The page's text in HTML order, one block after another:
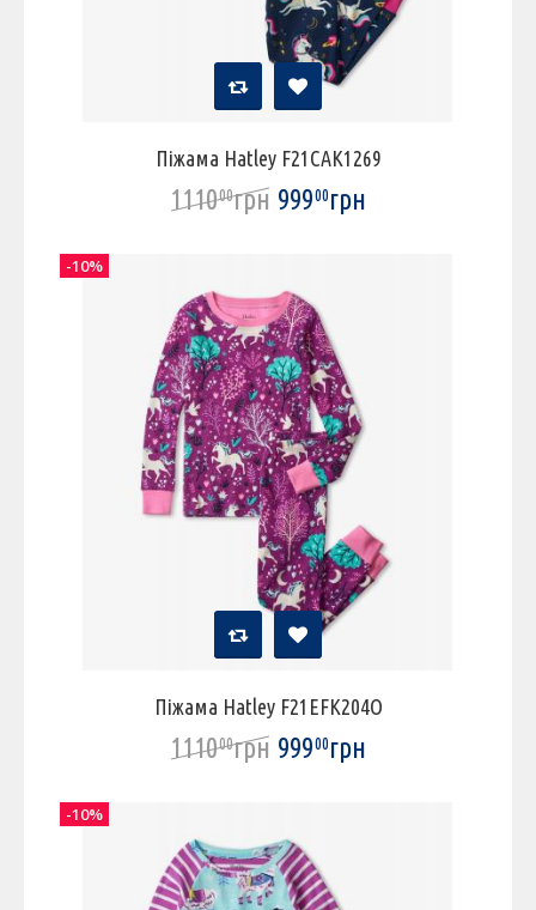
Піжама Hatley F21CAK1269
111000грн 99900грн
Піжама Hatley F21EFK204O
111000грн 99900грн
-10%
-10%